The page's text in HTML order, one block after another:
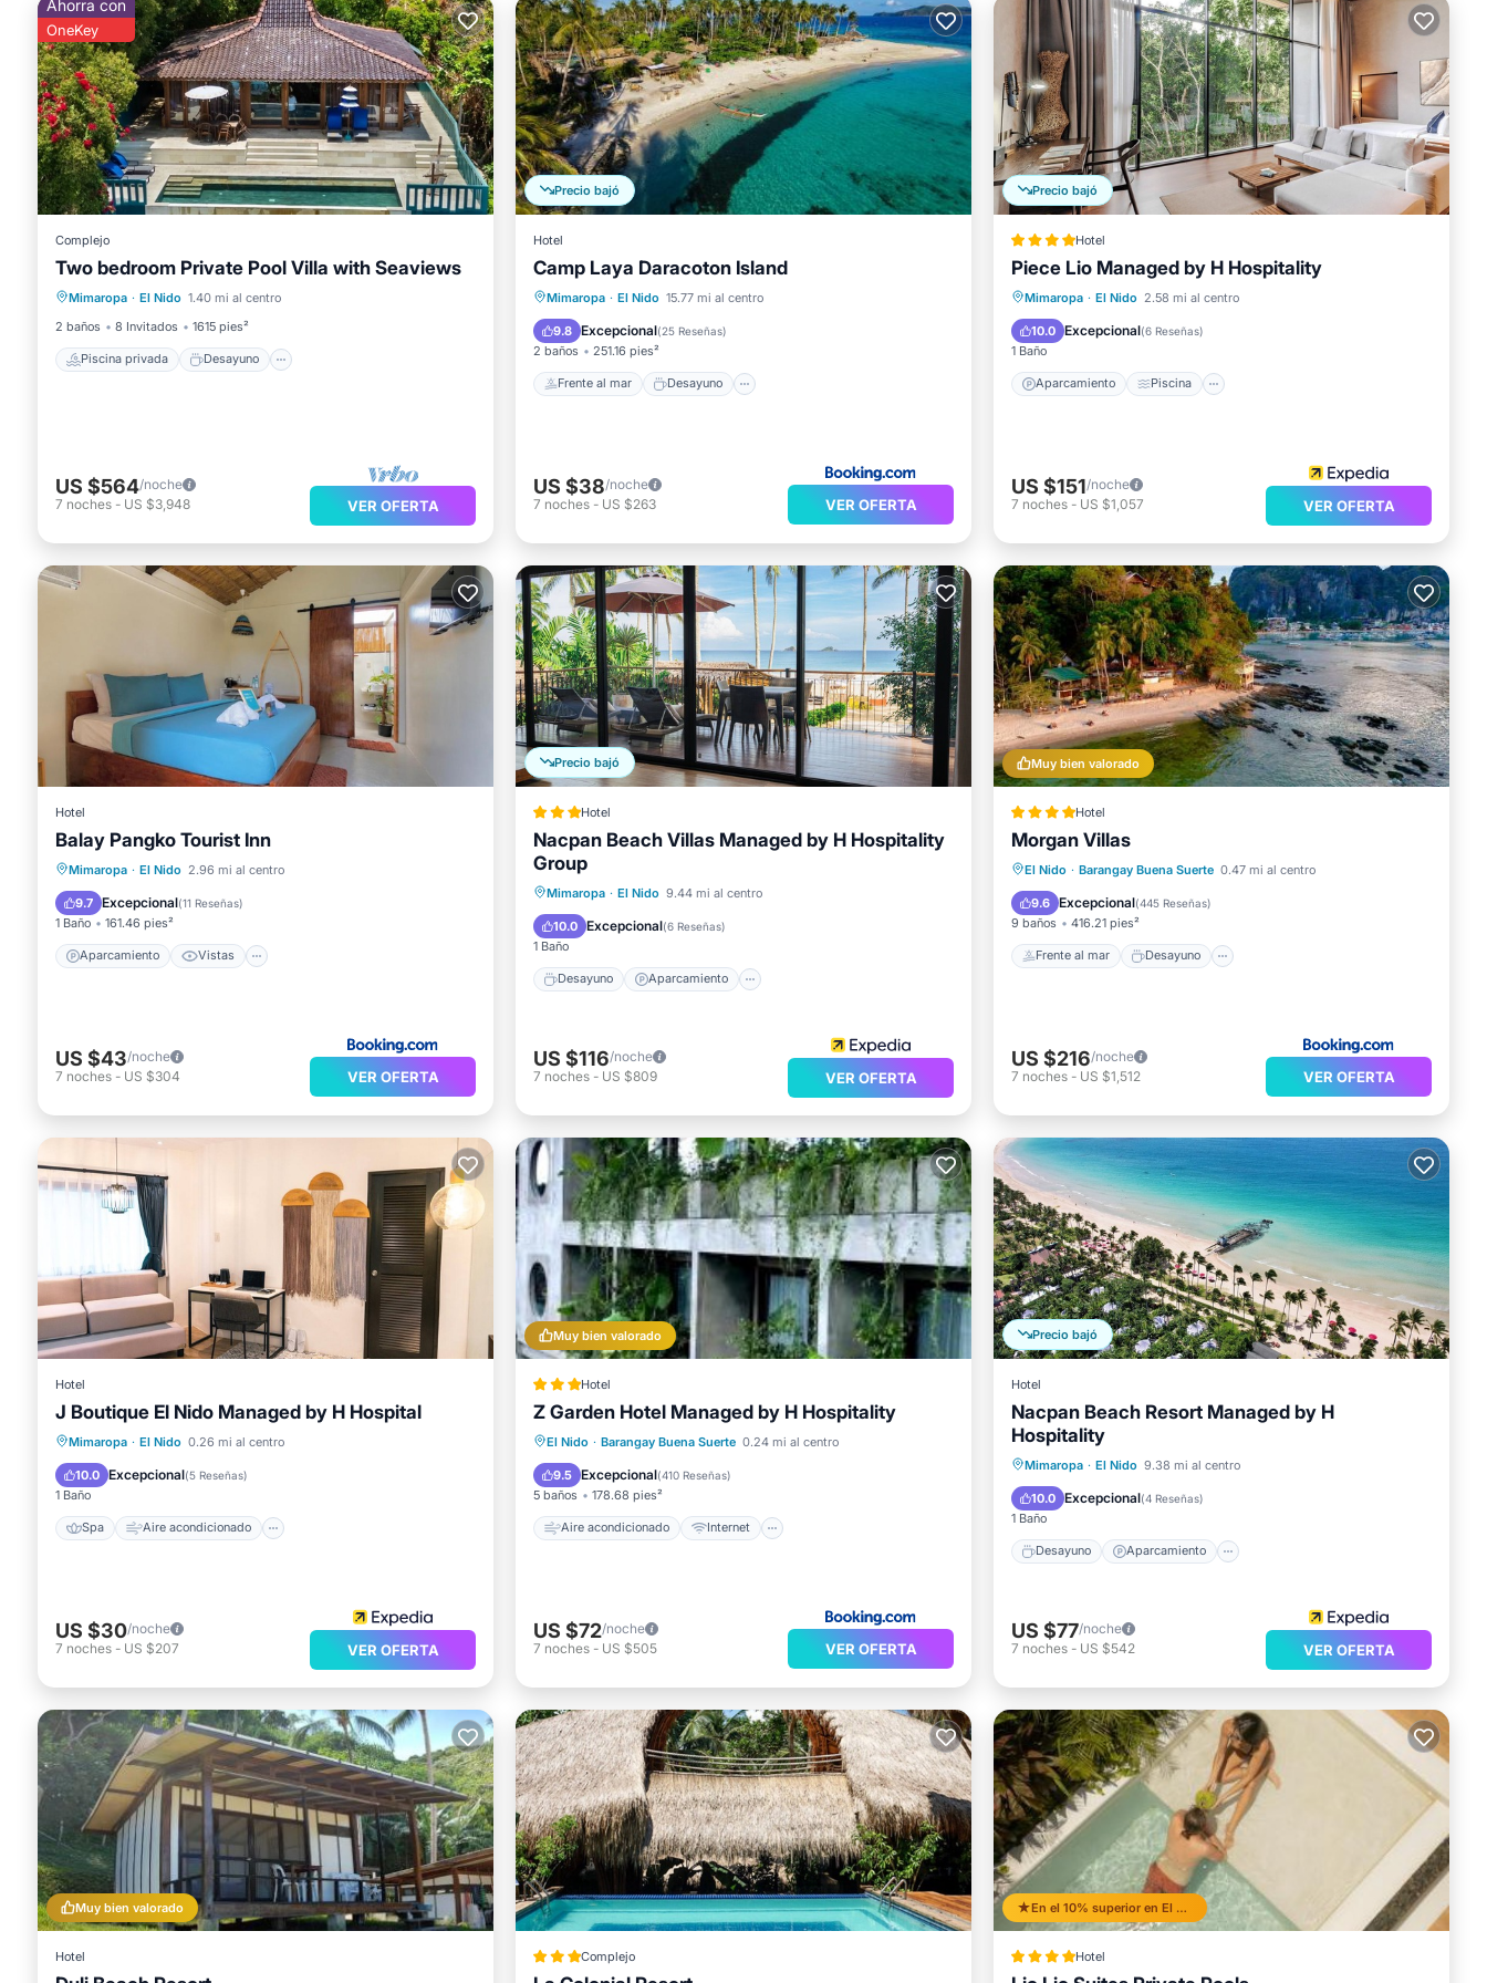
Ahorra con
OneKey
Complejo
Two bedroom Private Pool Villa with Seaviews
Mimaropa · El Nido 1.40 mi al centro
2 baños
8 Invitados 1615 pies²
Piscina privada Desayuno
Piscina privada Desayuno
Piscina
Vista al mar
US $564/noche
7 noches - US $3,948 VER OFERTA
Precio bajó
Hotel
Camp Laya Daracoton Island
Mimaropa · El Nido 15.77 mi al centro
9.8 Excepcional(25 Reseñas)
2 baños 251.16 pies²
Frente al mar Desayuno
Frente al mar
Desayuno
Aparcamiento
US $38/noche
7 noches - US $263 VER OFERTA
Precio bajó
Hotel
Piece Lio Managed by H Hospitality
Mimaropa · El Nido 2.58 mi al centro
10.0 Excepcional(6 Reseñas)
1 Baño
Aparcamiento Piscina
Aparcamiento Piscina
Internet
US $151/noche
7 noches - US $1,057 VER OFERTA
Hotel
Balay Pangko Tourist Inn
Mimaropa · El Nido 2.96 mi al centro
9.7 Excepcional(11 Reseñas)
1 Baño 161.46 pies²
Aparcamiento Vistas
Aparcamiento Vistas
Aire acondicionado
US $43/noche
7 noches - US $304 VER OFERTA
Precio bajó
Hotel
Nacpan Beach Villas Managed by H Hospitality
Group
Mimaropa · El Nido 9.44 mi al centro
10.0 Excepcional(6 Reseñas)
1 Baño
Desayuno Aparcamiento
Desayuno Aparcamiento
Spa
US $116/noche
7 noches - US $809 VER OFERTA
Muy bien valorado
Hotel
Morgan Villas
El Nido · Barangay Buena Suerte 0.47 mi al centro
9.6 Excepcional(445 Reseñas)
9 baños 416.21 pies²
Frente al mar Desayuno
Frente al mar
Desayuno
Vista al mar
Balcón/Terraza
US $216/noche
7 noches - US $1,512 VER OFERTA
Hotel
J Boutique El Nido Managed by H Hospital
Mimaropa · El Nido 0.26 mi al centro
10.0 Excepcional(5 Reseñas)
1 Baño
Spa Aire acondicionado
Spa Aire acondicionado
Apto para niños
US $30/noche
7 noches - US $207 VER OFERTA
Muy bien valorado
Hotel
Z Garden Hotel Managed by H Hospitality
El Nido · Barangay Buena Suerte 0.24 mi al centro
9.5 Excepcional(410 Reseñas)
5 baños 178.68 pies²
Aire acondicionado Internet
Aire acondicionado
Internet
Apto para niños
Transporte/Servicio de traslado
US $72/noche
7 noches - US $505 VER OFERTA
Precio bajó
Hotel
Nacpan Beach Resort Managed by H
Hospitality
Mimaropa · El Nido 9.38 mi al centro
10.0 Excepcional(4 Reseñas)
1 Baño
Desayuno Aparcamiento
Desayuno Aparcamiento
Vista al mar
US $77/noche
7 noches - US $542 VER OFERTA
Muy bien valorado
Hotel Complejo
En el 10% superior en El Nido
Hotel